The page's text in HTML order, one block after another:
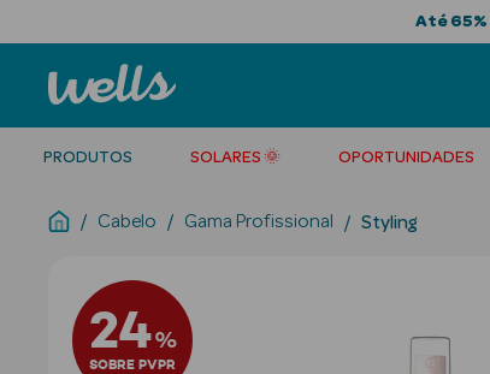
Até 65%
PRODUTOS SOLARES 🌞 OPORTUNIDADES
Cabelo Gama Profissional Styling
24%
SOBRE PVPR